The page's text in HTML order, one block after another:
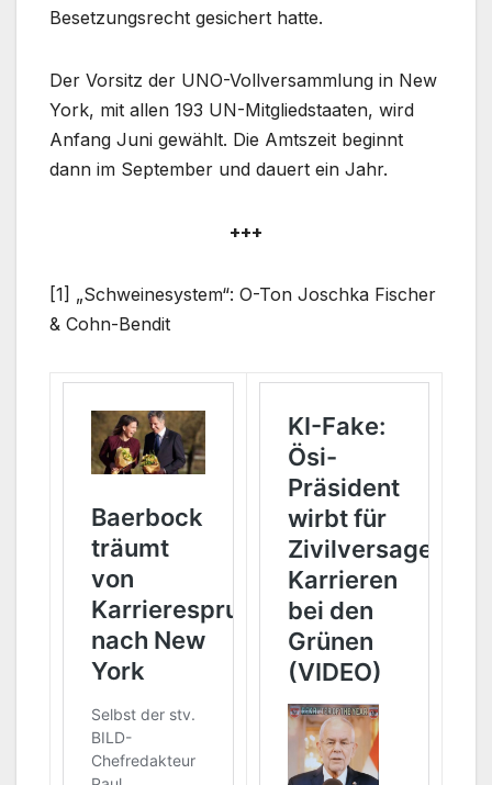
Besetzungsrecht gesichert hatte.
Der Vorsitz der UNO-Vollversammlung in New
York, mit allen 193 UN-Mitgliedstaaten, wird
Anfang Juni gewählt. Die Amtszeit beginnt
dann im September und dauert ein Jahr.
+++
[1] „Schweinesystem“: O-Ton Joschka Fischer
& Cohn-Bendit